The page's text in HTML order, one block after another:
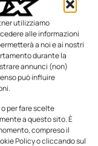
utilizziamo
alle informazioni
a noi e ai nostri
durante la
annunci (non)
può influire
per fare scelte
a questo sito. È
compreso il
Policy o cliccando sul